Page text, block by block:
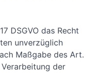
DSGVO das Recht
unverzüglich
Maßgabe des Art.
Verarbeitung der